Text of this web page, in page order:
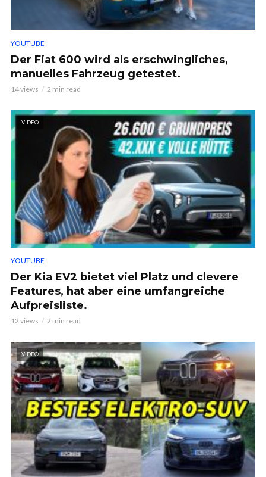
YOUTUBE
Der Fiat 600 wird als erschwingliches,
manuelles Fahrzeug getestet.
14 views 2 min read
VIDEO
YOUTUBE
Der Kia EV2 bietet viel Platz und clevere
Features, hat aber eine umfangreiche
Aufpreisliste.
12 views 2 min read
VIDEO